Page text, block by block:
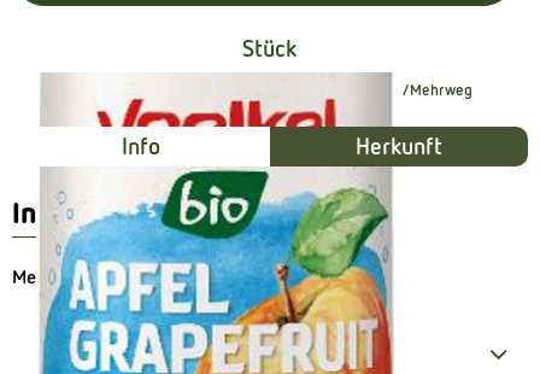
Stück
Mehrweg
Info Herkunft
Info
Mehrweg 0,15€
Produktinformationen